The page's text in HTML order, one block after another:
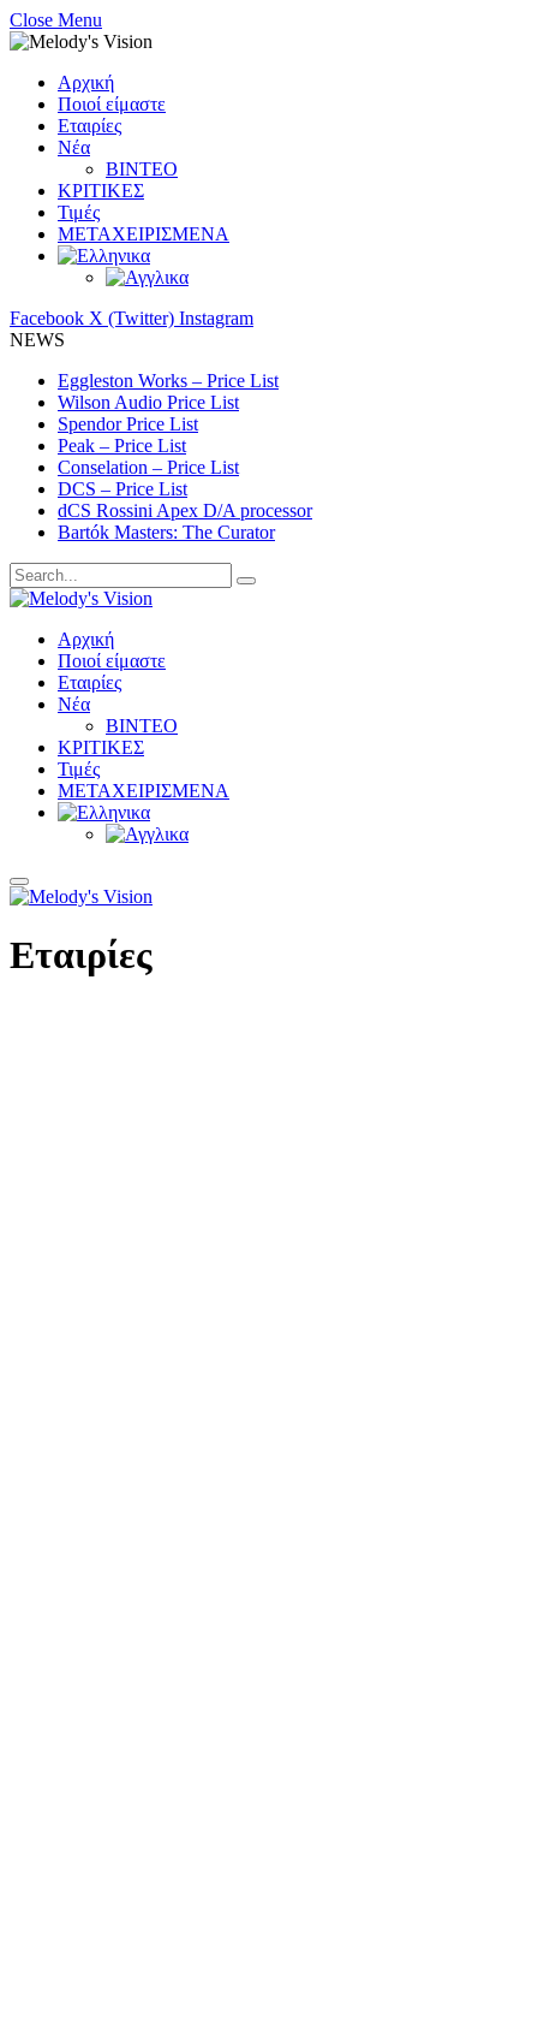
Close Menu
Αρχική
Ποιοί είμαστε
Εταιρίες
Νέα
ΒΙΝΤΕΟ
ΚΡΙΤΙΚΕΣ
Τιμές
ΜΕΤΑΧΕΙΡΙΣΜΕΝΑ
Facebook X (Twitter) Instagram
NEWS
Eggleston Works – Price List
Wilson Audio Price List
Spendor Price List
Peak – Price List
Conselation – Price List
DCS – Price List
dCS Rossini Apex D/A processor
Bartók Masters: The Curator
Αρχική
Ποιοί είμαστε
Εταιρίες
Νέα
ΒΙΝΤΕΟ
ΚΡΙΤΙΚΕΣ
Τιμές
ΜΕΤΑΧΕΙΡΙΣΜΕΝΑ
Εταιρίες